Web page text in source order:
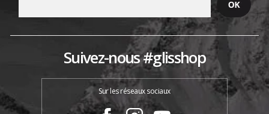
Suivez-nous #glisshop
Sur les réseaux sociaux